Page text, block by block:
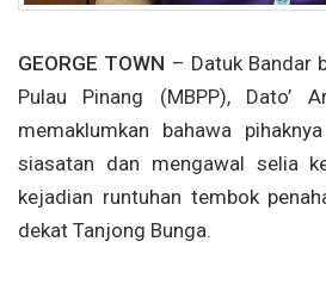
GEORGE TOWN – Datuk Bandar
Pulau Pinang (MBPP), Dato’
memaklumkan bahawa
siasatan dan mengawal selia
kejadian runtuhan tembok
dekat Tanjong Bunga.